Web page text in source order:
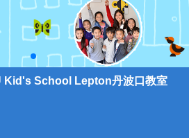
Kid's School Lepton丹波口教室